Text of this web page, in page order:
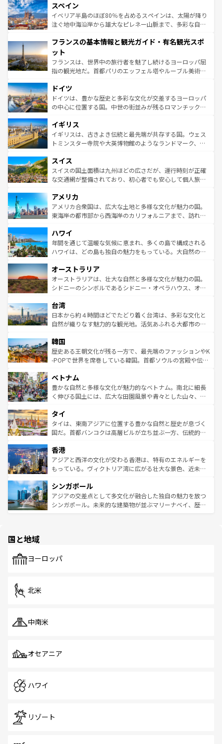
ろん、トスカーナの美しい田園風景やアマルフィ海岸の絶
景など、自然景観も見逃せない。観光の合間には、本場の
ピザやパスタなど、絶品のイタリア料理を堪能することも
ませてくれるイタリアで、忘れられない旅をしてみよう！
なお、新着のイタリア情報は
しい。
スペイン
イベリア半島のほぼ80％を占めるスペインは、太陽が降り
注ぐ地中海沿岸から雄大なピレネー山脈まで、多彩な自然
文化が根付くこの国では、情熱的なフラメンコ、熱気あふ
れる闘牛、そして美味しいタパスが生活の一部となってい
る。首都マドリードの洗練された雰囲気や、バルセロナの
アートに溢れた街角から、地方では古代ローマ遺跡や中世
せる。地方によって風土や気候が異なるスペインはその個
性で訪れる人を魅了する。 なお、新着のスペイン情報は コ
ンテンツ一覧を参照してほしい。
フランスの基本情報と観光ガイド・有名観光スポ
ット
フランスは、世界中の旅行者を魅了し続けるヨーロッパ屈
指の観光地だ。首都パリのエッフェル塔やルーブル美術館
で、幅広い魅力が詰まっている。華麗な宮殿、歴史的な大
聖堂、美しいビーチ、そして豊かな自然が、訪れる者を心
から魅了する。また、フランスは美食の国としても知ら
いる。シャンパンの発祥地であるランス、プロヴァンスの
香り高いラベンダー畑など、多彩な楽しみ方が可能だ。さ
らに、パリ以外の地域にも魅力が溢れており、どの街角に
れる地方に足を運ぶとそれぞれで全く異なる文化を体験で
きるだろう。 なお、新着のフランス情報はコンテンツ一覧
を参照してほしい。
ドイツ
ドイツは、豊かな歴史と多彩な文化が交差するヨーロッパ
の中心に位置する国。中世の街並みが残るロマンチック街
顔を持つこの国は、どこを歩いても飽きることがない。ベ
ルリンの文化的活気、バイエルン州のアルプスの絶景、そ
してライン川沿いのワイン畑といった風景は必見。ビール
は、お酒好きな人にはぜひ体験してほしい。 なお、新着の
ドイツ情報はコンテンツ一覧を参照してほしい。
イギリス
イギリスは、古きよき伝統と最先端が共存する国。ウェス
トミンスター寺院や大英博物館のようなランドマーク、歴
リアごとに異なる魅力がある。また、優雅なアフタヌーン
ティー、ビール好きにはたまらない英国パブ、サッカー観
戦など、本場だからこそできる体験も豊富。イギリスを旅
ンツ一覧を参照してほしい。
スイス
スイスの国土面積は九州ほどの広さだが、運行時刻が正確
な交通網が整備されており、初心者でも安心して個人旅行
の建物がそのまま残る町や、スイスならではのユニークな
博物館もあり、アルプス観光だけでなく町歩きも満喫する
ことができる。国民の所得が高いため物価も高いが、旅行
ば市内交通費無料で観光を楽しむこともできる。 なお、新
着のスイス情報はコンテンツ一覧 を参照してほしい。
アメリカ
アメリカ合衆国は、広大な土地と多様な文化が魅力の国。
東海岸の都市部から西海岸のカリフォルニアまで、訪れる
のような巨大都市は、観光、ショッピング、エンターテイ
ンメントが詰まった刺激的なスポットだ。一方、アメリカ
西部には大自然が広がり、グランドキャニオンやイエロー
部のニューオーリンズでは、音楽と美食が融合した独特の
文化が魅力。旅行者はアメリカの各地域で異なる魅力を楽
しみながら、その多様性と豊かな歴史を感じることができ
ならではの贅沢な旅のスタイルだ。 なお、新着のアメリカ
情報はコンテンツ一覧を参照してほしい。
ハワイ
年間を通じて温暖な気候に恵まれ、多くの島で構成される
ハワイは、どの島も独自の魅力をもっている。大自然の神
ワイ島は見逃せない。また、定番の観光地といえばオアフ
島だが、静かな自然を求めるならマウイ島やカウアイ島が
おすすめ。エメラルドグリーンに輝く海をはじめ、豊かな
れるおもてなしの心で訪れる人々を迎えてくれるハワイの
人々、おいしいローカルフードやハワイアンミュージッ
ク、伝統的なフラダンスなど、すべてがハワイの魅力を彩
ワイを、存分に味わってほしい。 なお、新着のハワイ情報
はコンテンツ一覧を参照してほしい。
オーストラリア
オーストラリアは、壮大な自然と多様な文化が魅力の国。
シドニーのシンボルであるシドニー・オペラハウス、オー
リアリーフや大陸中央部にそびえるウルル（エアーズロッ
ク）、タスマニアの美しい原生林やケアンズの熱帯雨林な
ど、見どころがたくさん。また、カフェやワイン、オージ
いる。アクティビティも充実しており、サーフィンやダイ
ビング、ハイキングなど、アウトドア好きにはたまらな
い。オーストラリアの多彩な魅力を存分に味わいつくそ
参照してほしい。
台湾
日本から約４時間ほどでたどり着く台湾は、多彩な文化と
自然が織りなす魅力的な観光地。活気あふれる大都市の台
ン）、静ひつな山岳地帯である台湾東部など、都市の喧騒
と山間の静けさが共存しており、訪れる人に新しい発見と
驚きをもたらしてくれる。また、奥深い台湾の食文化も魅
容にもいいと評判のスイーツなど、バラエティ豊かな料理
が味わえる。 なお、新着の台湾情報は コンテンツ一覧を参
照してほしい。
韓国
歴史ある王朝文化が残る一方で、最先端のファッションやK
-POPで世界を席巻している韓国。首都ソウルの宮殿や伝統
き、地方に足を延ばせば四季折々の自然美を楽しむことが
できる。そして、キムチや焼肉、絶品のストリートフード
まで、さまざまな韓国料理が待っている。夜には、韓国な
リティに包まれながら、韓国の多彩な魅力を心ゆくまで味
わってみてほしい。 なお、新着の韓国情報はコンテンツ一
覧を参照してほしい。
ベトナム
豊かな自然と多様な文化が魅力的なベトナム。南北に細長
く伸びる国土には、広大な田園風景や青々とした山々、世
急速な発展と共に伝統が息づく。ハノイの古い町並みやホ
ーチミン市のフランス統治時代の建物も、独特の雰囲気を
醸し出している。また、バラエティの豊かさとおいしさで
とつ。フォーやバインミー、ベトナムコーヒーなどは、ぜ
ひ現地で味わいたい。どの地域を訪れてもあたたかい人々
が旅行者を迎えてくれるので、きっと忘れられない旅にな
参照してほしい。
タイ
タイは、東南アジアに位置する豊かな自然と歴史が息づく
国だ。首都バンコクは高層ビルが立ち並ぶ一方、伝統的な
の活気が交差している。北部ではチェンマイなどの山岳地
帯で自然と触れ合い、南部ではプーケットやクラビの美し
いビーチでリゾート気分を楽しむことができる。タイ料理
激する。気候は一年中温暖で、どの季節にも異なる楽しみ
が待っている。親しみやすいタイの人々、仏教を中心とし
た文化、そして多様な観光資源が、訪れる旅人を魅了し続
香港
アジアと西洋の文化が交わる香港は、特有のエネルギーを
もっている。ヴィクトリア湾に広がる壮大な景色、近未来
み、どこを訪れても感動するはず。観光スポットが密集し
ており、効率よく見どころを回れるのも魅力。息をのむよ
うな絶景から文化的な体験まで、香港を存分に楽しみ尽く
シンガポール
アジアの交差点として多文化が融合した独自の魅力を放つ
シンガポール。未来的な建築物が並ぶマリーナベイ、歴史
で、ホーカーズは地元の風情を楽しめる外せないスポット
国と地域
ヨーロッパ
北米
中南米
オセアニア
ハワイ
リゾート